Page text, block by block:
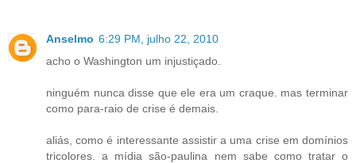
Anselmo 6:29 PM, julho 22, 2010
acho o Washington um injustiçado.
ninguém nunca disse que ele era um craque. mas terminar
como para-raio de crise é demais.
aliás, como é interessante assistir a uma crise em domínios
tricolores. a mídia são-paulina nem sabe como tratar o